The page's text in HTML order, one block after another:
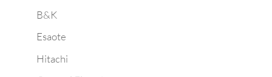
B&K
Esaote
Hitachi